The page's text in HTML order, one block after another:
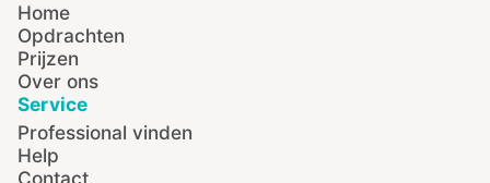
Home
Opdrachten
Prijzen
Over ons
Service
Professional vinden
Help
Contact